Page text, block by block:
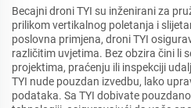
Becajni droni TYI su inženirani za
prilikom vertikalnog poletanja i
poslovna primjena, droni TYI
različitim uvjetima. Bez obzira čini li
projektima, praćenju ili inspekciji
TYI nude pouzdan izvedbu, lako
podataka. Sa TYI dobivate